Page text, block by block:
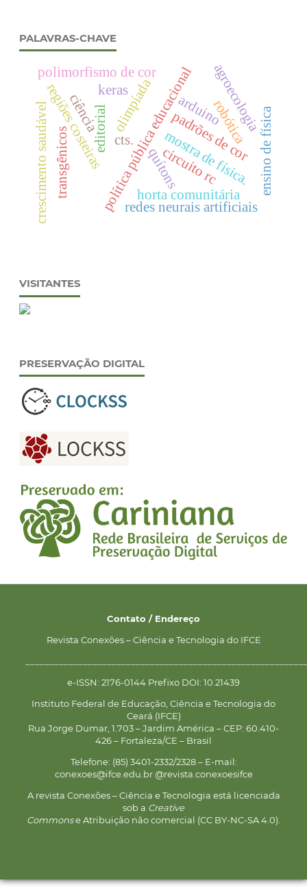
PALAVRAS-CHAVE
editorialolimpíada
política pública educacionalpadrões de cor
polimorfismo de cor
quítons
regiões costeiras robótica
redes neurais artificiais
keras
crescimento saudável mostra de física.
transgênicos cts.
horta comunitária
agroecologia
ensino de física
ciência arduino
circuito rc
VISITANTES
PRESERVAÇÃO DIGITAL
Contato / Endereço
Revista Conexões – Ciência e Tecnologia do IFCE
e-ISSN: 2176-0144 Prefixo DOI: 10.21439
Instituto Federal de Educação, Ciência e Tecnologia do
Ceará (IFCE)
Rua Jorge Dumar, 1.703 – Jardim América – CEP: 60.410-
426 – Fortaleza/CE – Brasil
Telefone: (85) 3401-2332/2328 – E-mail:
conexoes@ifce.edu.br @revista.conexoesifce
A revista Conexões – Ciência e Tecnologia está licenciada
sob a Creative
Commonse Atribuição não comercial (CC BY-NC-SA 4.0).